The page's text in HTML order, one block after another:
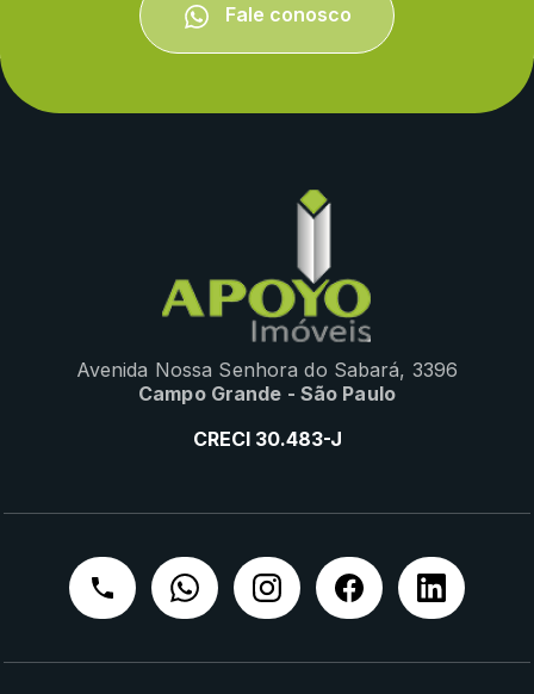
Fale conosco
Avenida Nossa Senhora do Sabará, 3396
Campo Grande - São Paulo
CRECI 30.483-J